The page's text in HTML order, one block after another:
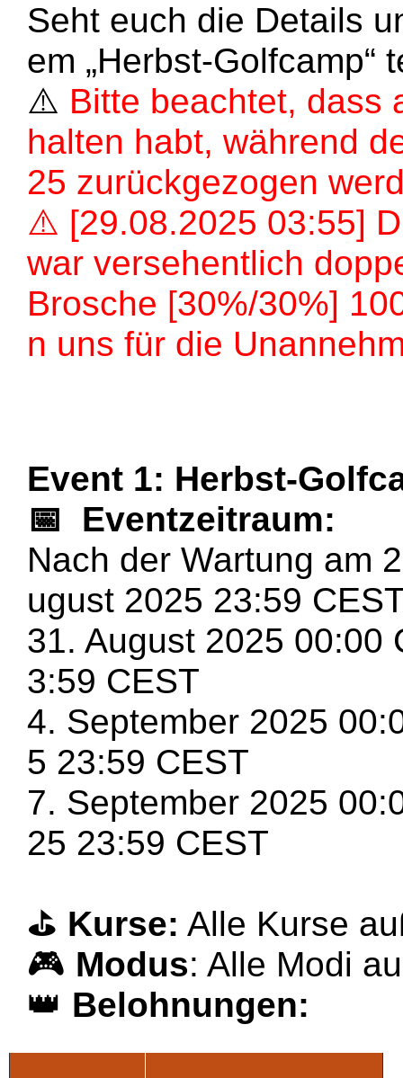
Seht euch die Details
em „Herbst-Golfcamp“
⚠️ Bitte beachtet, dass
halten habt, während
25 zurückgezogen
⚠️ [29.08.2025 03:55]
war versehentlich
Brosche [30%/30%]
n uns für die
Event 1: Herbst-
📅
Eventzeitraum:
Nach der Wartung am
ugust 2025 23:59
31. August 2025 00:00
3:59 CEST
4. September 2025
5 23:59 CEST
7. September 2025
25 23:59 CEST
⛳ Kurse: Alle Kurse
🎮 Modus: Alle Modi
👑 Belohnungen: